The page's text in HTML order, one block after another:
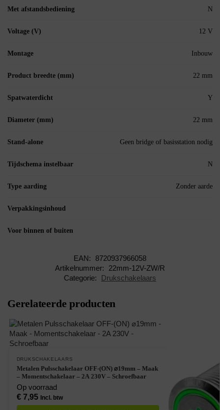
Met afstandsbediening N
Voltage (V) 12 V
Montage Inbouw
Product breedte (mm) 22 mm
Spatwaterdicht Y
Diameter (mm) 22 mm
Stand-alone Geen bridge of basisstation nodig
Tijdschema instelbaar N
Type aarding Zonder aarde
Verpakkingsinhoud
Voor binnen of buiten
EAN:
8720937966058
Artikelnummer:
22mm-12V-ZW/R
Categorie:
Drukschakelaars
Gerelateerde producten
DRUKSCHAKELAARS
Metalen Pulsschakelaar OFF-(ON) ⌀19mm – Maak
– Momentschakelaar – 2A 230V – Schroefbaar
Op voorraad
€7,95 Incl. btw